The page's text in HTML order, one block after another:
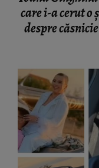
care i-a cerut o
despre